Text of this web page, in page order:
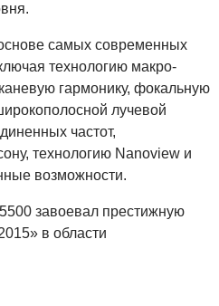
самых современных
технологию макро-
гармонику, фокальную
лучевой
частот,
технологию Nanoview и
возможности.
завоевал престижную
в области